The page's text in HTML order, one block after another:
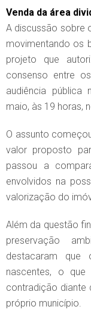
Venda da área
A discussão sobre
movimentando os
projeto que
consenso entre
audiência pública
maio, às 19 horas,
O assunto
valor proposto
passou a
envolvidos na
valorização do
Além da questão
preservação
destacaram
nascentes, o que
contradição diante
próprio município.